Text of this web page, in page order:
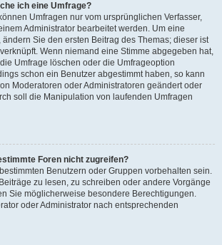
ich eine Umfrage?
Umfragen nur vom ursprünglichen Verfasser,
Administrator bearbeitet werden. Um eine
Sie den ersten Beitrag des Themas; dieser ist
Wenn niemand eine Stimme abgegeben hat,
Umfrage löschen oder die Umfrageoption
schon ein Benutzer abgestimmt haben, so kann
Moderatoren oder Administratoren geändert oder
soll die Manipulation von laufenden Umfragen
Foren nicht zugreifen?
Benutzern oder Gruppen vorbehalten sein.
zu lesen, zu schreiben oder andere Vorgänge
Sie möglicherweise besondere Berechtigungen.
oder Administrator nach entsprechenden